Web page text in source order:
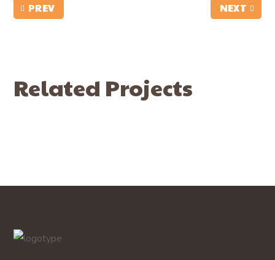
PREV NEXT
Related Projects